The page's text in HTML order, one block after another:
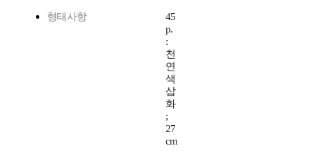
형태사항
45
p.
:
천
연
색
삽
화
;
27
cm